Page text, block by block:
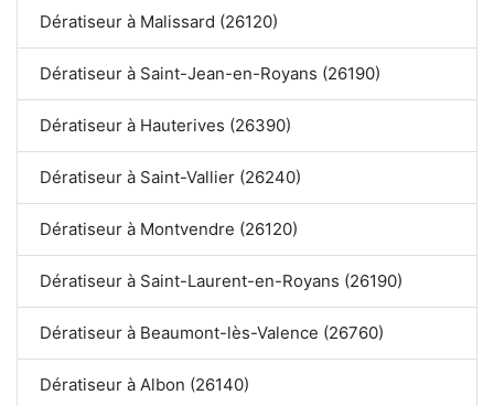
Dératiseur à Malissard (26120)
Dératiseur à Saint-Jean-en-Royans (26190)
Dératiseur à Hauterives (26390)
Dératiseur à Saint-Vallier (26240)
Dératiseur à Montvendre (26120)
Dératiseur à Saint-Laurent-en-Royans (26190)
Dératiseur à Beaumont-lès-Valence (26760)
Dératiseur à Albon (26140)